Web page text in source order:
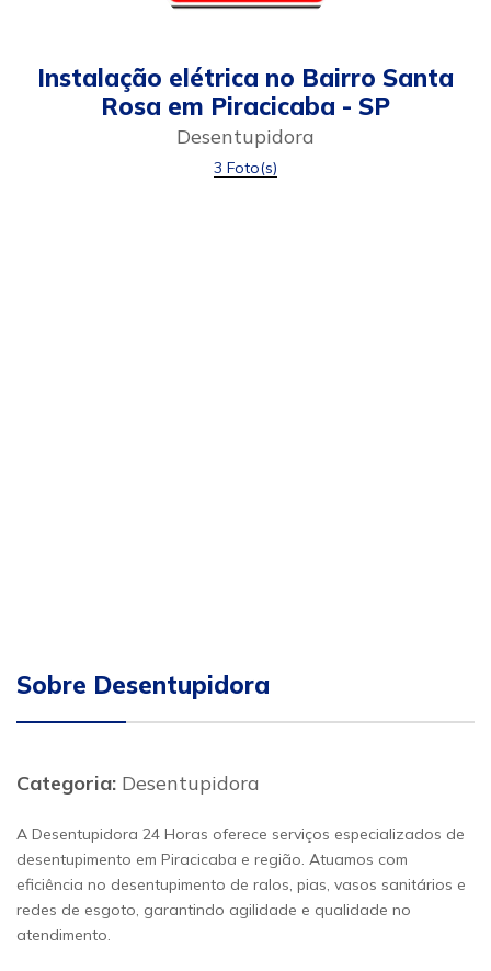
Instalação elétrica no Bairro Santa
Rosa em Piracicaba - SP
Desentupidora
3 Foto(s)
Sobre Desentupidora
Categoria: Desentupidora
A Desentupidora 24 Horas oferece serviços especializados de
desentupimento em Piracicaba e região. Atuamos com
eficiência no desentupimento de ralos, pias, vasos sanitários e
redes de esgoto, garantindo agilidade e qualidade no
atendimento.